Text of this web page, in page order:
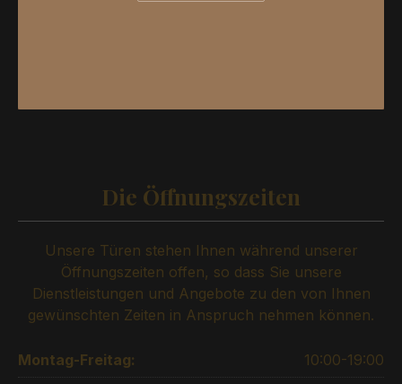
Die Öffnungszeiten
Unsere Türen stehen Ihnen während unserer
Öffnungszeiten offen, so dass Sie unsere
Dienstleistungen und Angebote zu den von Ihnen
gewünschten Zeiten in Anspruch nehmen können.
Montag-Freitag:
10:00-19:00